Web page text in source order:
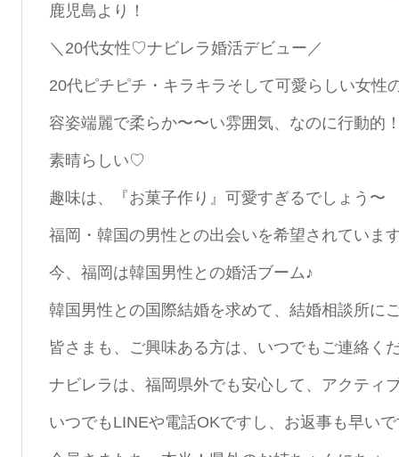
鹿児島より！
＼20代女性♡ナビレラ婚活デビュー／
20代ピチピチ・キラキラそして可愛らしい女性
容姿端麗で柔らか〜〜い雰囲気、なのに行動的
素晴らしい♡
趣味は、『お菓子作り』可愛すぎるでしょう〜
福岡・韓国の男性との出会いを希望されていま
今、福岡は韓国男性との婚活ブーム♪
韓国男性との国際結婚を求めて、結婚相談所に
皆さまも、ご興味ある方は、いつでもご連絡く
ナビレラは、福岡県外でも安心して、アクティ
いつでもLINEや電話OKですし、お返事も早い